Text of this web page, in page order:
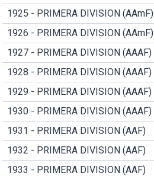
1925 - PRIMERA DIVISION (AAmF)
1926 - PRIMERA DIVISION (AAmF)
1927 - PRIMERA DIVISION (AAAF)
1928 - PRIMERA DIVISION (AAAF)
1929 - PRIMERA DIVISION (AAAF)
1930 - PRIMERA DIVISION (AAAF)
1931 - PRIMERA DIVISION (AAF)
1932 - PRIMERA DIVISION (AAF)
1933 - PRIMERA DIVISION (AAF)